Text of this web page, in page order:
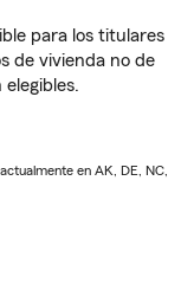
para los titulares
de vivienda no de
en AK, DE, NC,